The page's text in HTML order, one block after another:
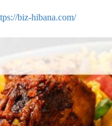
biz-hibana.com/